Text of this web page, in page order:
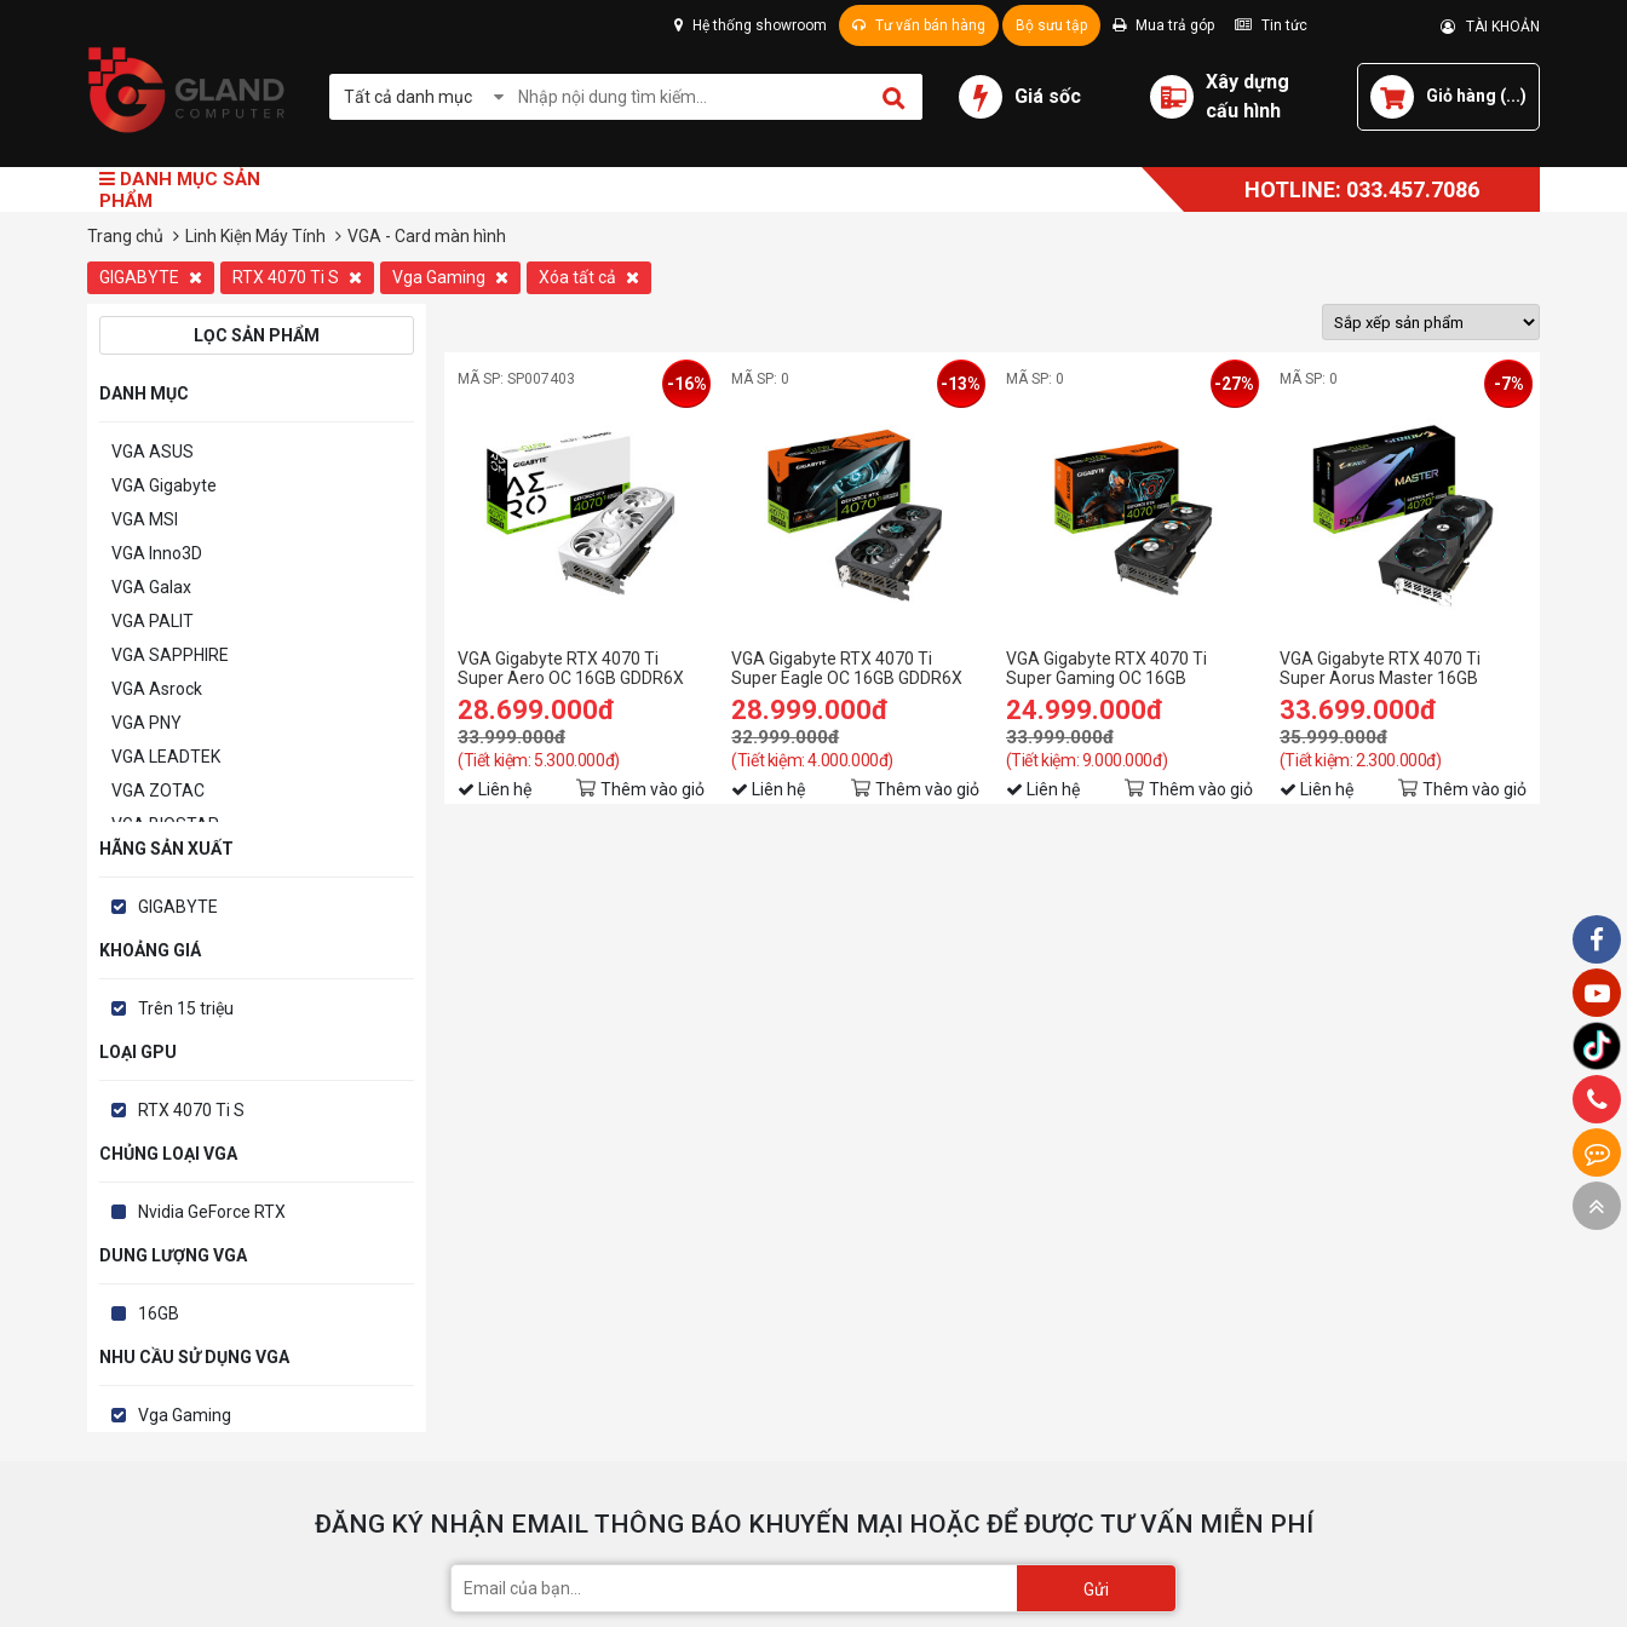
Hệ thống showroom Tư vấn bán hàng Bộ sưu tập Mua trả góp Tin tức TÀI KHOẢN
Tất cả danh mục Giá sốc
Xây dựng
cấu hình
Giỏ hàng (...)
DANH MỤC SẢN
PHẨM
HOTLINE: 033.457.7086
Trang chủ Linh Kiện Máy Tính VGA - Card màn hình
GIGABYTE RTX 4070 Ti S Vga Gaming Xóa tất cả
LỌC SẢN PHẨM
DANH MỤC
VGA ASUS
VGA Gigabyte
VGA MSI
VGA Inno3D
VGA Galax
VGA PALIT
VGA SAPPHIRE
VGA Asrock
VGA PNY
VGA LEADTEK
VGA ZOTAC
VGA BIOSTAR
VGA POWERCOLOR
VGA Khác
HÃNG SẢN XUẤT
GIGABYTE
KHOẢNG GIÁ
Trên 15 triệu
LOẠI GPU
RTX 4070 Ti S
CHỦNG LOẠI VGA
Nvidia GeForce RTX
DUNG LƯỢNG VGA
16GB
NHU CẦU SỬ DỤNG VGA
Vga Gaming
MÃ SP: SP007403
VGA Gigabyte RTX 4070 Ti
Super Aero OC 16GB GDDR6X
(N407TSAERO OC -16GD)
28.699.000đ
33.999.000đ
(Tiết kiệm: 5.300.000đ)
-16%
Liên hệ Thêm vào giỏ
MÃ SP: 0
VGA Gigabyte RTX 4070 Ti
Super Eagle OC 16GB GDDR6X
(N407TSEAGLE OC-16GD)
28.999.000đ
32.999.000đ
(Tiết kiệm: 4.000.000đ)
-13%
Liên hệ Thêm vào giỏ
MÃ SP: 0
VGA Gigabyte RTX 4070 Ti
Super Gaming OC 16GB
GDDR6X (N407TSGAMING OC-
16GD)
24.999.000đ
33.999.000đ
(Tiết kiệm: 9.000.000đ)
-27%
Liên hệ Thêm vào giỏ
MÃ SP: 0
VGA Gigabyte RTX 4070 Ti
Super Aorus Master 16GB
GDDR6X (N407TSAORUS M-
16GD)
33.699.000đ
35.999.000đ
(Tiết kiệm: 2.300.000đ)
-7%
Liên hệ Thêm vào giỏ
ĐĂNG KÝ NHẬN EMAIL THÔNG BÁO KHUYẾN MẠI HOẶC ĐỂ ĐƯỢC TƯ VẤN MIỄN PHÍ
Gửi